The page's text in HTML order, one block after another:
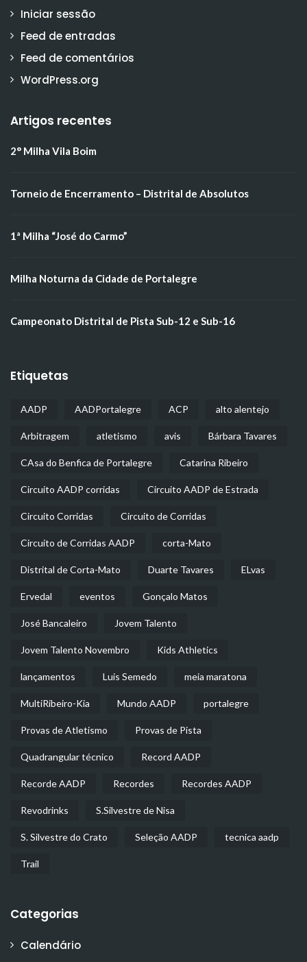
Iniciar sessão
Feed de entradas
Feed de comentários
WordPress.org
Artigos recentes
2° Milha Vila Boim
Torneio de Encerramento – Distrital de Absolutos
1ª Milha “José do Carmo”
Milha Noturna da Cidade de Portalegre
Campeonato Distrital de Pista Sub-12 e Sub-16
Etiquetas
AADP AADPortalegre ACP alto alentejo
Arbitragem atletismo avis Bárbara Tavares
CAsa do Benfica de Portalegre Catarina Ribeiro
Circuito AADP corridas Circuito AADP de Estrada
Circuito Corridas Circuito de Corridas
Circuito de Corridas AADP corta-Mato
Distrital de Corta-Mato Duarte Tavares ELvas
Ervedal eventos Gonçalo Matos
José Bancaleiro Jovem Talento
Jovem Talento Novembro Kids Athletics
lançamentos Luis Semedo meia maratona
MultiRibeiro-Kia Mundo AADP portalegre
Provas de Atletismo Provas de Pista
Quadrangular técnico Record AADP
Recorde AADP Recordes Recordes AADP
Revodrinks S.Silvestre de Nisa
S. Silvestre do Crato Seleção AADP tecnica aadp
Trail
Categorias
Calendário